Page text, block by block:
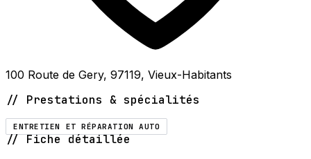
100 Route de Gery, 97119, Vieux-Habitants
// Prestations & spécialités
ENTRETIEN ET RÉPARATION AUTO
// Fiche détaillée